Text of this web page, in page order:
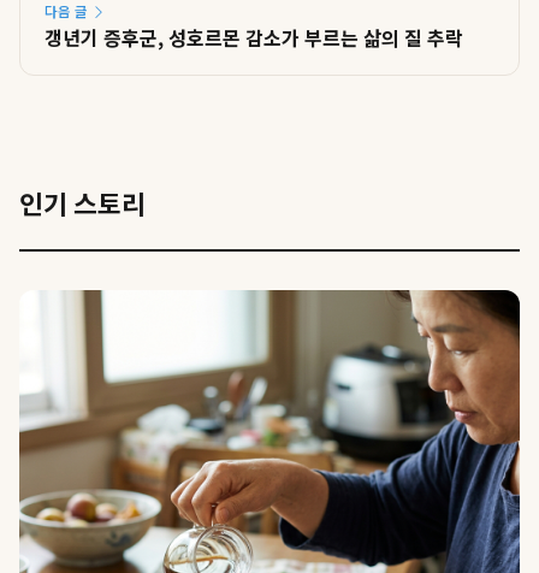
다음 글
갱년기 증후군, 성호르몬 감소가 부르는 삶의 질 추락
인기 스토리